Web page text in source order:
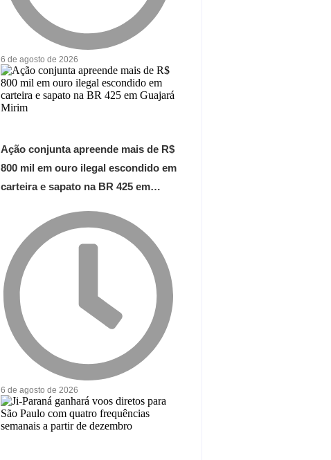
6 de agosto de 2026
Ação conjunta apreende mais de R$
800 mil em ouro ilegal escondido em
carteira e sapato na BR 425 em…
6 de agosto de 2026